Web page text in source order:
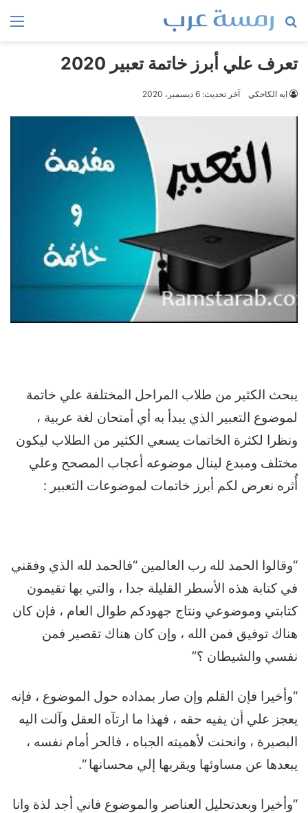
بحث
تعرف علي أبرز خاتمة تعبير 2020
ايه الكاحكي آخر تحديث: 6 ديسمبر، 2020
يبحث الكثير من طلاب المراحل المختلفة علي خاتمة
لموضوع التعبير الذي يبدأ به أي أمتحان لغة عربية ،
ونظرا لكثرة الخاتمات يسعي الكثير من الطلاب ليكون
مختلف ومبدع لينال موضوعه أعجاب المصحح وعلي
أُثره نعرض لكم أبرز خاتمات لموضوعات التعبير :
“وقالوا الحمد لله رب العالمين “فالحمد لله الذي وفقني
في كتابة هذه الأسطر القليلة جدا ، والتي بها تقيمون
كتابتي وموضوعي ونتاج جهودكم طوال العام ، فإن كان
هناك توفيق فمن الله ، وإن كان هناك تقصير فمن
نفسي والشيطان ؟”
“وأخيرا فإن القلم وإن صار بمداده حول الموضوع ، فإنه
يعجز علي أن يفيه حقه ، فهذا ما ارتآه العقل وآلت اليه
البصيرة ، وانحنت لأهميته الجباه ، فالحر أمام نفسه ،
يبعدها عن مساوئها ويقربها إلي محسانها “.
“وأخيرا وبعدتحليل العناصر والموضوع فاني أجد لذة وانا